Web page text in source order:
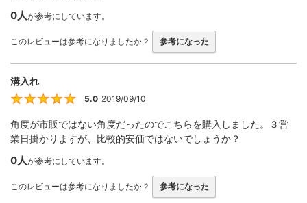
0人が参考にしています。
このレビューは参考になりましたか？ 参考になった
溝入れ
5
5.0 2019/09/10
角度が市販ではない角度だったのでこちらを購入しました。３営
業日掛かりますが、比較的安価ではないでしょうか？
0人が参考にしています。
このレビューは参考になりましたか？ 参考になった